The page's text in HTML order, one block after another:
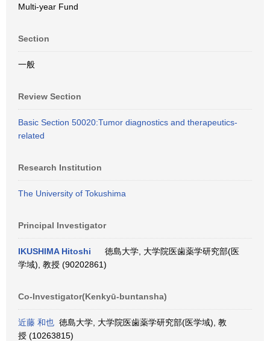
Multi-year Fund
Section
一般
Review Section
Basic Section 50020:Tumor diagnostics and therapeutics-
related
Research Institution
The University of Tokushima
Principal Investigator
IKUSHIMA Hitoshi
徳島大学, 大学院医歯薬学研究部(医
学域), 教授 (90202861)
Co-Investigator(Kenkyū-buntansha)
近藤 和也 徳島大学, 大学院医歯薬学研究部(医学域), 教
授 (10263815)